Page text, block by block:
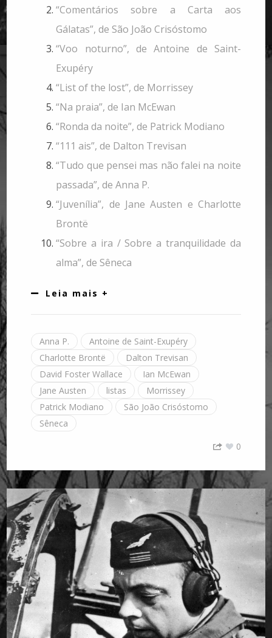
“Comentários sobre a Carta aos
Gálatas”, de São João Crisóstomo
“Voo noturno”, de Antoine de Saint-
Exupéry
“List of the lost”, de Morrissey
“Na praia”, de Ian McEwan
“Ronda da noite”, de Patrick Modiano
“111 ais”, de Dalton Trevisan
“Tudo que pensei mas não falei na noite
passada”, de Anna P.
“Juvenília”, de Jane Austen e Charlotte
Brontë
“Sobre a ira / Sobre a tranquilidade da
alma”, de Sêneca
Leia mais +
Anna P.
Antoine de Saint-Exupéry
Charlotte Brontë
Dalton Trevisan
David Foster Wallace
Ian McEwan
Jane Austen
listas
Morrissey
Patrick Modiano
São João Crisóstomo
Sêneca
0